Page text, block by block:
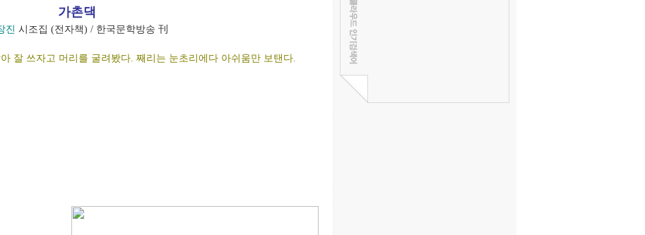
가촌댁
진 시조집 (전자책) / 한국문학방송 刊
잘 쓰자고 머리를 굴려봤다. 째리는 눈초리에다 아쉬움만 보탠다.